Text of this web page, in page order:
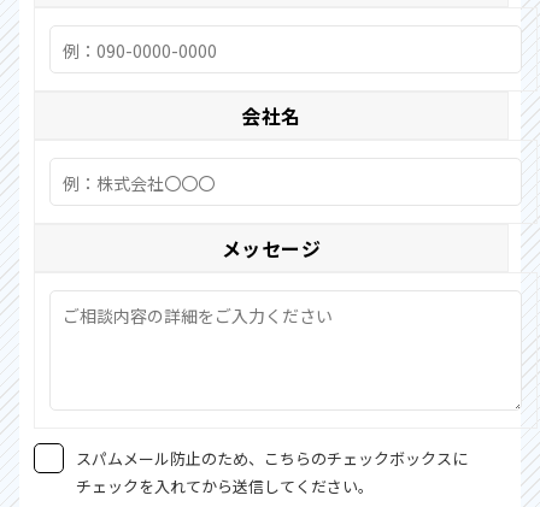
会社名
メッセージ
スパムメール防止のため、こちらのチェックボックスに
チェックを入れてから送信してください。